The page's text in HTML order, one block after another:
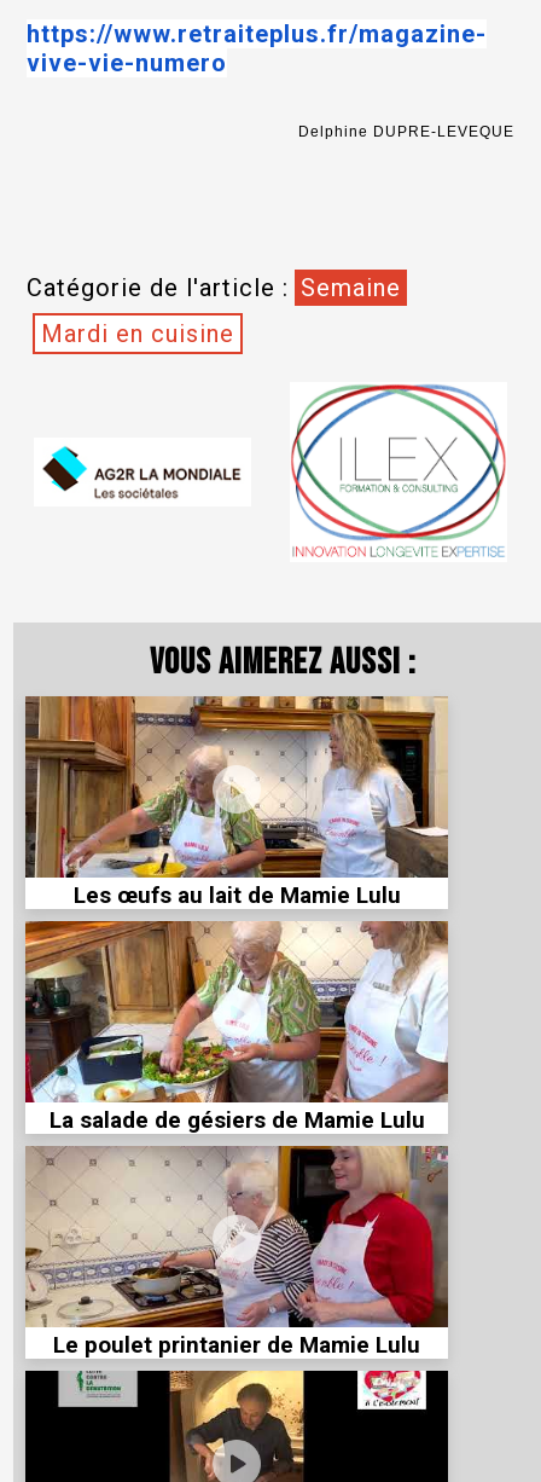
https://www.retraiteplus.fr/magazine-
vive-vie-numero
Delphine DUPRE-LEVEQUE
Catégorie de l'article : Semaine
Mardi en cuisine
Vous aimerez aussi :
Les œufs au lait de Mamie Lulu
La salade de gésiers de Mamie Lulu
Le poulet printanier de Mamie Lulu